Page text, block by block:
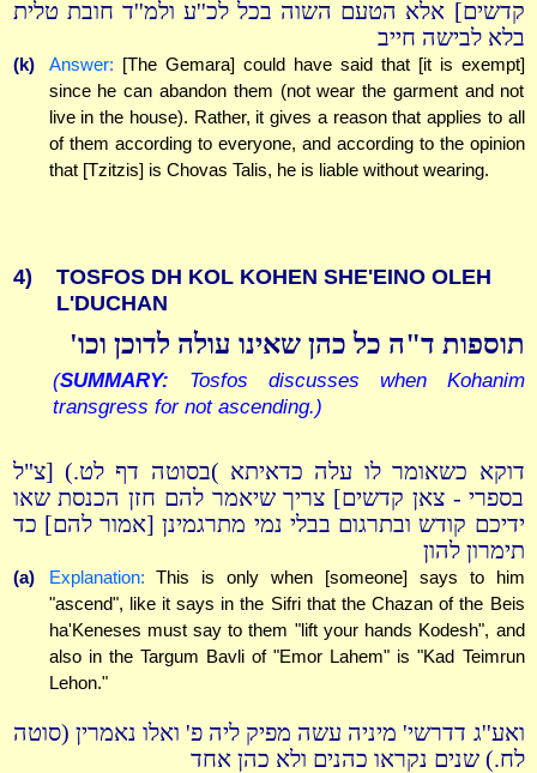
קדשים] אלא הטעם השוה בכל לכ''ע ולמ''ד חובת טלית
בלא לבישה חייב
(k) Answer: [The Gemara] could have said that [it is exempt]
since he can abandon them (not wear the garment and not
live in the house). Rather, it gives a reason that applies to all
of them according to everyone, and according to the opinion
that [Tzitzis] is Chovas Talis, he is liable without wearing.
4)
TOSFOS DH KOL KOHEN SHE'EINO OLEH
L'DUCHAN
תוספות ד"ה כל כהן שאינו עולה לדוכן וכו'
(SUMMARY: Tosfos discusses when Kohanim
transgress for not ascending.)
דוקא כשאומר לו עלה כדאיתא )בסוטה דף לט.) [צ"ל
בספרי - צאן קדשים] צריך שיאמר להם חזן הכנסת שאו
ידיכם קודש ובתרגום בבלי נמי מתרגמינן [אמור להם] כד
תימרון להון
(a) Explanation: This is only when [someone] says to him
"ascend", like it says in the Sifri that the Chazan of the Beis
ha'Keneses must say to them "lift your hands Kodesh", and
also in the Targum Bavli of "Emor Lahem" is "Kad Teimrun
Lehon."
ואע''ג דדרשי' מיניה עשה מפיק ליה פ' ואלו נאמרין (סוטה
לח.) שנים נקראו כהנים ולא כהן אחד